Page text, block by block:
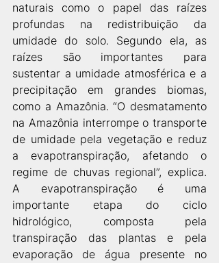
naturais como o papel das raízes
profundas na redistribuição da
umidade do solo. Segundo ela, as
raízes são importantes para
sustentar a umidade atmosférica e a
precipitação em grandes biomas,
como a Amazônia. “O desmatamento
na Amazônia interrompe o transporte
de umidade pela vegetação e reduz
a evapotranspiração, afetando o
regime de chuvas regional”, explica.
A evapotranspiração é uma
importante etapa do ciclo
hidrológico, composta pela
transpiração das plantas e pela
evaporação de água presente no